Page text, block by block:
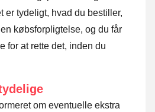
er tydeligt, hvad du bestiller,
købsforpligtelse, og du får
for at rette det, inden du
om eventuelle ekstra